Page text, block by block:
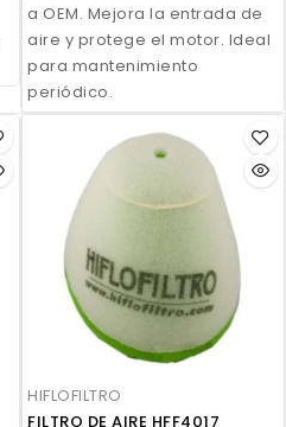
a OEM. Mejora la entrada de
aire y protege el motor. Ideal
para mantenimiento
periódico.
HIFLOFILTRO
FILTRO DE AIRE HFF4017